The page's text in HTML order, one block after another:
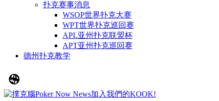
扑克赛事消息
WSOP世界扑克大赛
WPT世界扑克巡回赛
APL亚州扑克联盟杯
APT亚州扑克巡回赛
德州扑克教学